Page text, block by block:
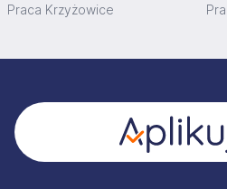
Praca Krzyżowice